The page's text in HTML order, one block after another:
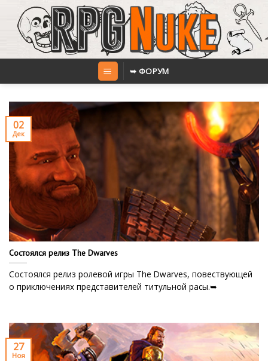
content
➥ ФОРУМ
Состоялся релиз The Dwarves
Состоялся релиз ролевой игры The Dwarves, повествующей
о приключениях представителей титульной расы.➥
02
Дек
27
Ноя